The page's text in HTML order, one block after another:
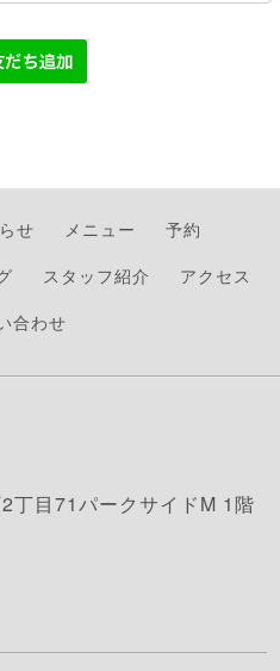
せ メニュー
予約
スタッフ紹介
アクセス
合わせ
丁目71パークサイドM 1階